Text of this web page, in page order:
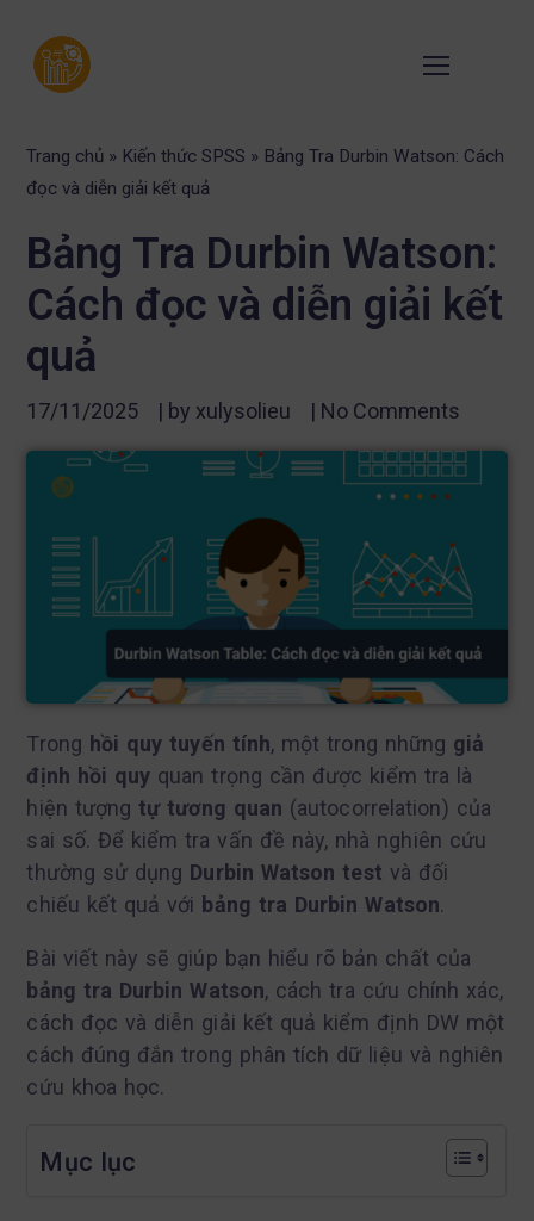
Trang chủ » Kiến thức SPSS » Bảng Tra Durbin Watson: Cách
đọc và diễn giải kết quả
Bảng Tra Durbin Watson:
Cách đọc và diễn giải kết
quả
17/11/2025 | by xulysolieu | No Comments
Trong hồi quy tuyến tính, một trong những giả
định hồi quy quan trọng cần được kiểm tra là
hiện tượng tự tương quan (autocorrelation) của
sai số. Để kiểm tra vấn đề này, nhà nghiên cứu
thường sử dụng Durbin Watson test và đối
chiếu kết quả với bảng tra Durbin Watson.
Bài viết này sẽ giúp bạn hiểu rõ bản chất của
bảng tra Durbin Watson, cách tra cứu chính xác,
cách đọc và diễn giải kết quả kiểm định DW một
cách đúng đắn trong phân tích dữ liệu và nghiên
cứu khoa học.
Mục lục